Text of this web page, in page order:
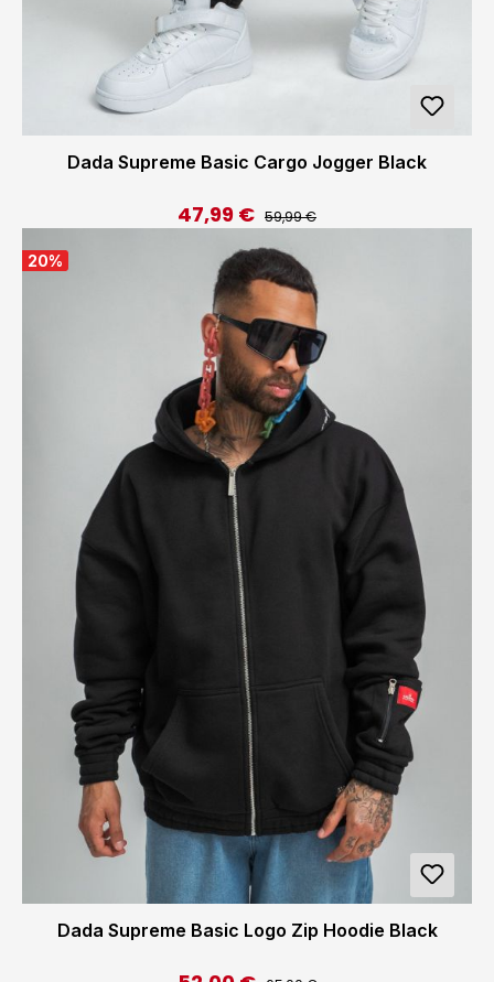
Dada Supreme Basic Cargo Jogger Black
Verkaufspreis:
47,99 € Regulärer Preis:
59,99 €
20%
Dada Supreme Basic Logo Zip Hoodie Black